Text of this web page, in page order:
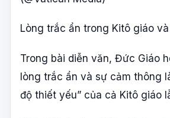
Lòng trắc ẩn trong Kitô giáo
Trong bài diễn văn, Đức Giáo
lòng trắc ẩn và sự cảm thông
độ thiết yếu” của cả Kitô giáo